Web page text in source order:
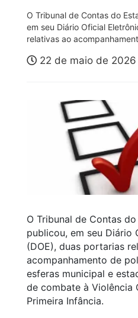
O Tribunal de Contas do
em seu Diário Oficial
relativas ao
22 de maio de 2026
O Tribunal de Contas
publicou, em seu Diário
(DOE), duas portarias
acompanhamento de
esferas municipal e
de combate à Violência
Primeira Infância.